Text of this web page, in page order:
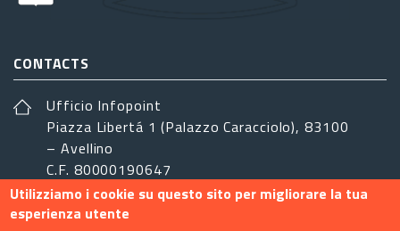
CONTACTS
Ufficio Infopoint
Piazza Libertá 1 (Palazzo Caracciolo), 83100
– Avellino
C.F. 80000190647
sistemairpinia@provincia.avellino.it
Utilizziamo i cookie su questo sito per migliorare la tua
esperienza utente